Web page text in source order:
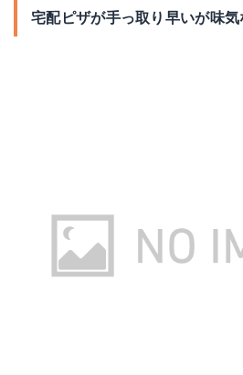
宅配ピザが手っ取り早いが味気